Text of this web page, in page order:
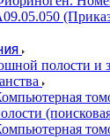
полости и